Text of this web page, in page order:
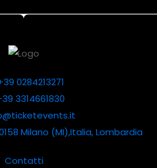
0284213271
3314661830
Milano (MI),Italia, Lombardia
Contatti